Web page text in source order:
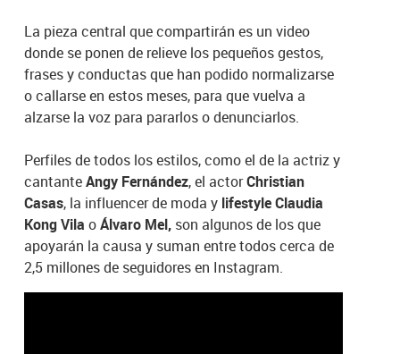
La pieza central que compartirán es un video
donde se ponen de relieve los pequeños gestos,
frases y conductas que han podido normalizarse
o callarse en estos meses, para que vuelva a
alzarse la voz para pararlos o denunciarlos.
Perfiles de todos los estilos, como el de la actriz y
cantanteAngy Fernández, el actorChristian
Casas, la influencer de moda y lifestyle Claudia
Kong Vila oÁlvaro Mel, son algunos de los que
apoyarán la causa y suman entre todos cerca de
2,5 millones de seguidores en Instagram.